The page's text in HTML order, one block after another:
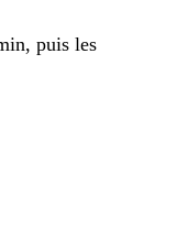
puis les